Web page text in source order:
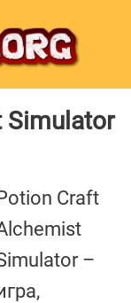
Simulator
Craft
–